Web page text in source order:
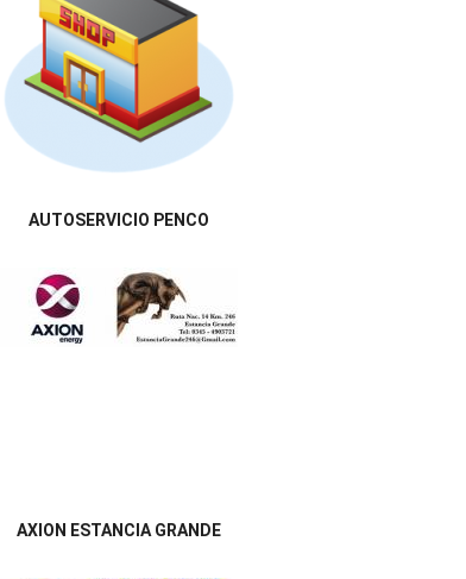
AUTOSERVICIO PENCO
AXION ESTANCIA GRANDE